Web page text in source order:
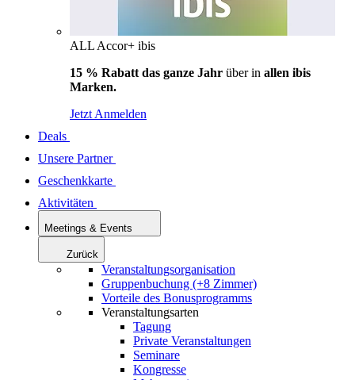
ALL Accor+ ibis
15 % Rabatt das ganze Jahr über in allen ibis
Marken.
Jetzt Anmelden
Deals
Unsere Partner
Geschenkkarte
Aktivitäten
Meetings & Events
Zurück
Veranstaltungsorganisation
Gruppenbuchung (+8 Zimmer)
Vorteile des Bonusprogramms
Veranstaltungsarten
Tagung
Private Veranstaltungen
Seminare
Kongresse